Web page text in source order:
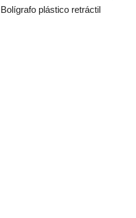
Bolígrafo plástico retráctil